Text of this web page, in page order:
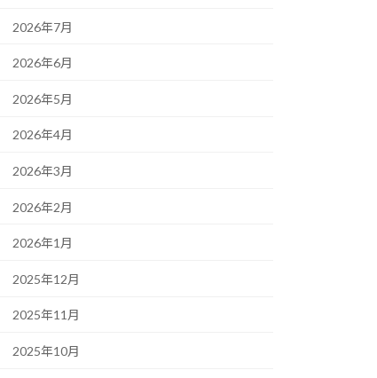
2026年7月
2026年6月
2026年5月
2026年4月
2026年3月
2026年2月
2026年1月
2025年12月
2025年11月
2025年10月